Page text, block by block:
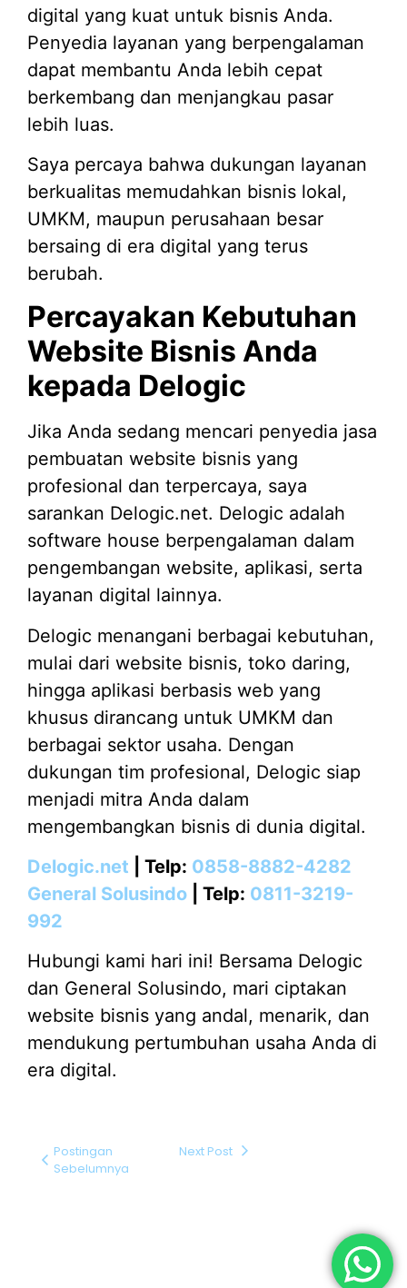
digital yang kuat untuk bisnis Anda.
Penyedia layanan yang berpengalaman
dapat membantu Anda lebih cepat
berkembang dan menjangkau pasar
lebih luas.
Saya percaya bahwa dukungan layanan
berkualitas memudahkan bisnis lokal,
UMKM, maupun perusahaan besar
bersaing di era digital yang terus
berubah.
Percayakan Kebutuhan
Website Bisnis Anda
kepada Delogic
Jika Anda sedang mencari penyedia jasa
pembuatan website bisnis yang
profesional dan terpercaya, saya
sarankan Delogic.net. Delogic adalah
software house berpengalaman dalam
pengembangan website, aplikasi, serta
layanan digital lainnya.
Delogic menangani berbagai kebutuhan,
mulai dari website bisnis, toko daring,
hingga aplikasi berbasis web yang
khusus dirancang untuk UMKM dan
berbagai sektor usaha. Dengan
dukungan tim profesional, Delogic siap
menjadi mitra Anda dalam
mengembangkan bisnis di dunia digital.
Delogic.net | Telp: 0858-8882-4282
General Solusindo | Telp: 0811-3219-
992
Hubungi kami hari ini! Bersama Delogic
dan General Solusindo, mari ciptakan
website bisnis yang andal, menarik, dan
mendukung pertumbuhan usaha Anda di
era digital.
Postingan
Sebelumnya
Next Post